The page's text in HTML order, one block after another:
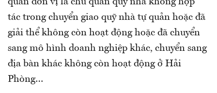
tác trong chuyển giao quỹ nhà tự quản hoặc đã
giải thể không còn hoạt động hoặc đã chuyển
sang mô hình doanh nghiệp khác, chuyển sang
địa bàn khác không còn hoạt động ở Hải
Phòng…